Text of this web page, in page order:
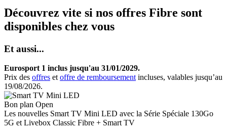
Découvrez vite si nos offres Fibre sont
disponibles chez vous
Et aussi...
Eurosport 1 inclus jusqu'au 31/01/2029.
Prix des offres etoffre de remboursementincluses, valables jusqu’au
19/08/2026.
Bon plan Open
Les nouvelles Smart TV Mini LED avec la Série Spéciale 130Go
5G et Livebox Classic Fibre + Smart TV